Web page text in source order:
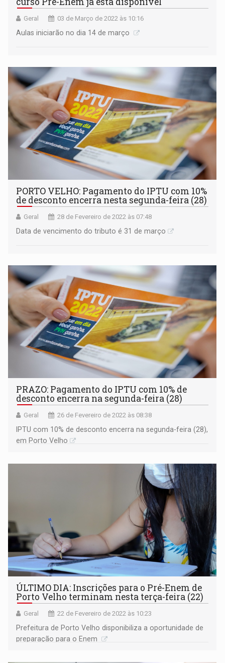
Geral 03 de Março de 2022 às 10:16
Aulas iniciarão no dia 14 de março
PORTO VELHO: Pagamento do IPTU com 10%
de desconto encerra nesta segunda-feira (28)
Geral 28 de Fevereiro de 2022 às 07:48
Data de vencimento do tributo é 31 de março
PRAZO: Pagamento do IPTU com 10% de
desconto encerra na segunda-feira (28)
Geral 26 de Fevereiro de 2022 às 08:38
IPTU com 10% de desconto encerra na segunda-feira (28),
em Porto Velho
ÚLTIMO DIA: Inscrições para o Pré-Enem de
Porto Velho terminam nesta terça-feira (22)
Geral 22 de Fevereiro de 2022 às 10:23
Prefeitura de Porto Velho disponibiliza a oportunidade de
preparação para o Enem